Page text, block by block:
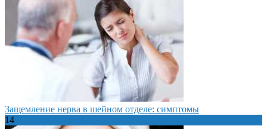
Защемление нерва в шейном отделе: симптомы
14